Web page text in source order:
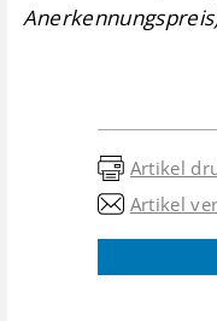
Artikel
Artikel